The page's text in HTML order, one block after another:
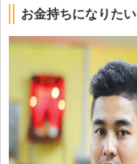
お金持ちになりたい